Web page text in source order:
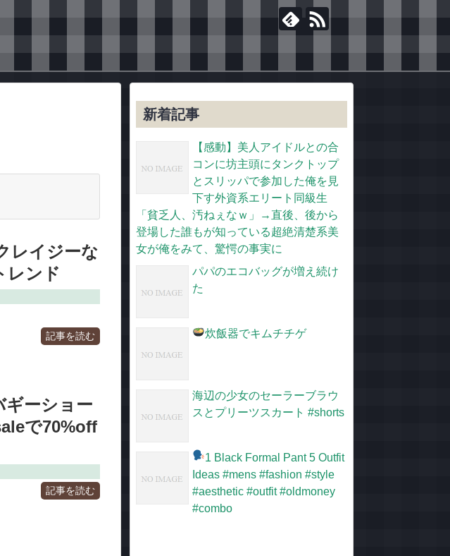
レイジーな
レンド
記事を読む
ーショー
で70%off
記事を読む
新着記事
【感動】美人アイドルとの合
コンに坊主頭にタンクトップ
とスリッパで参加した俺を見
下す外資系エリート同級生
「貧乏人、汚ねぇなｗ」→直後、後から
登場した誰もが知っている超絶清楚系美
女が俺をみて、驚愕の事実に
パパのエコバッグが増え続け
た
炊飯器でキムチチゲ
海辺の少女のセーラーブラウ
スとプリーツスカート #shorts
1 Black Formal Pant 5 Outfit
Ideas #mens #fashion #style
#aesthetic #outfit #oldmoney
#combo